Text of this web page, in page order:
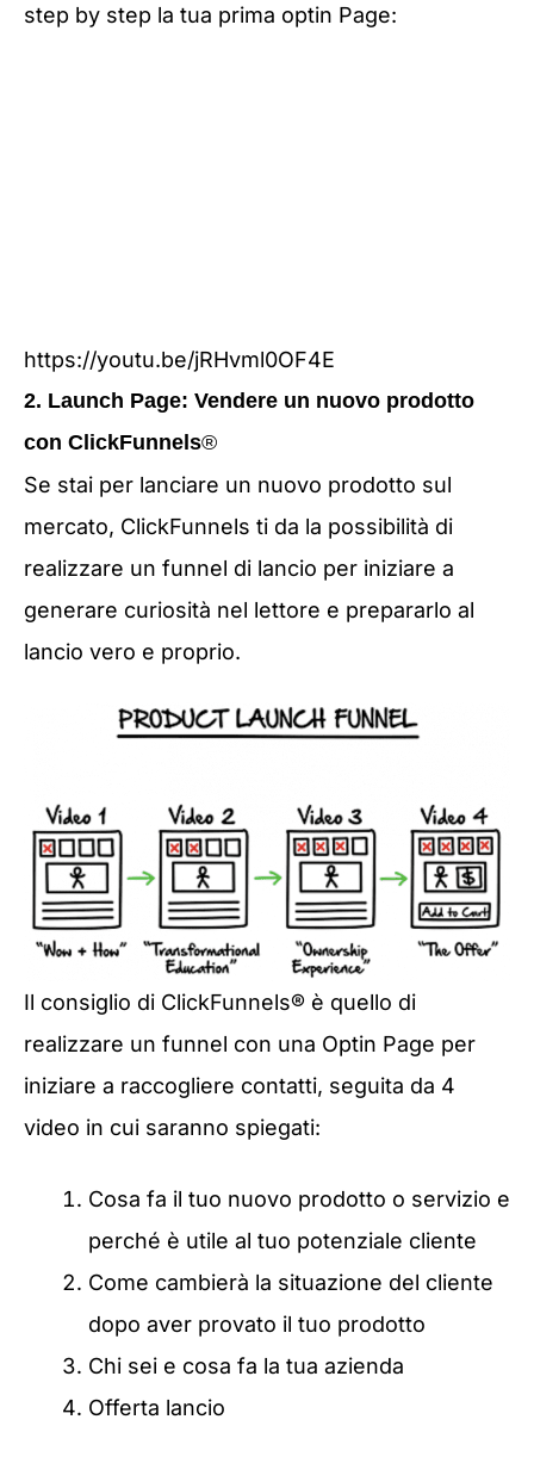
step by step la tua prima optin Page:
https://youtu.be/jRHvml0OF4E
2. Launch Page: Vendere un nuovo prodotto
con ClickFunnels®
Se stai per lanciare un nuovo prodotto sul
mercato, ClickFunnels ti da la possibilità di
realizzare un funnel di lancio per iniziare a
generare curiosità nel lettore e prepararlo al
lancio vero e proprio.
Il consiglio di ClickFunnels® è quello di
realizzare un funnel con una Optin Page per
iniziare a raccogliere contatti, seguita da 4
video in cui saranno spiegati:
Cosa fa il tuo nuovo prodotto o servizio e
perché è utile al tuo potenziale cliente
Come cambierà la situazione del cliente
dopo aver provato il tuo prodotto
Chi sei e cosa fa la tua azienda
Offerta lancio